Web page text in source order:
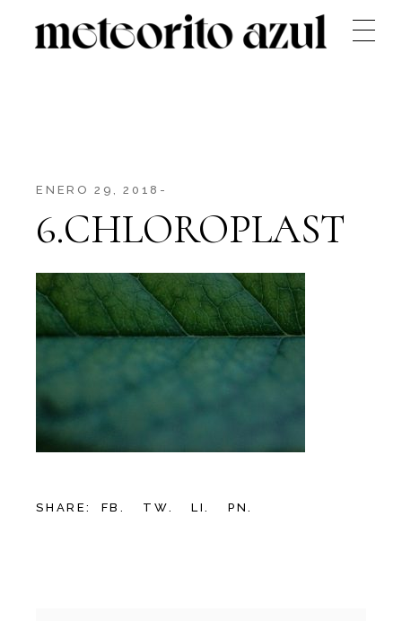
content
ENERO 29, 2018
6.CHLOROPLAST
SHARE: FB. TW. LI. PN.